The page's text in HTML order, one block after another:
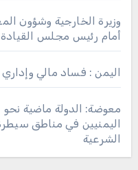
وزيرة الخارجية وشؤون
أمام رئيس مجلس القيادة
اليمن : فساد مالي
معوضة: الدولة ماضية
اليمنيين في مناطق سيطرة
الشرعية